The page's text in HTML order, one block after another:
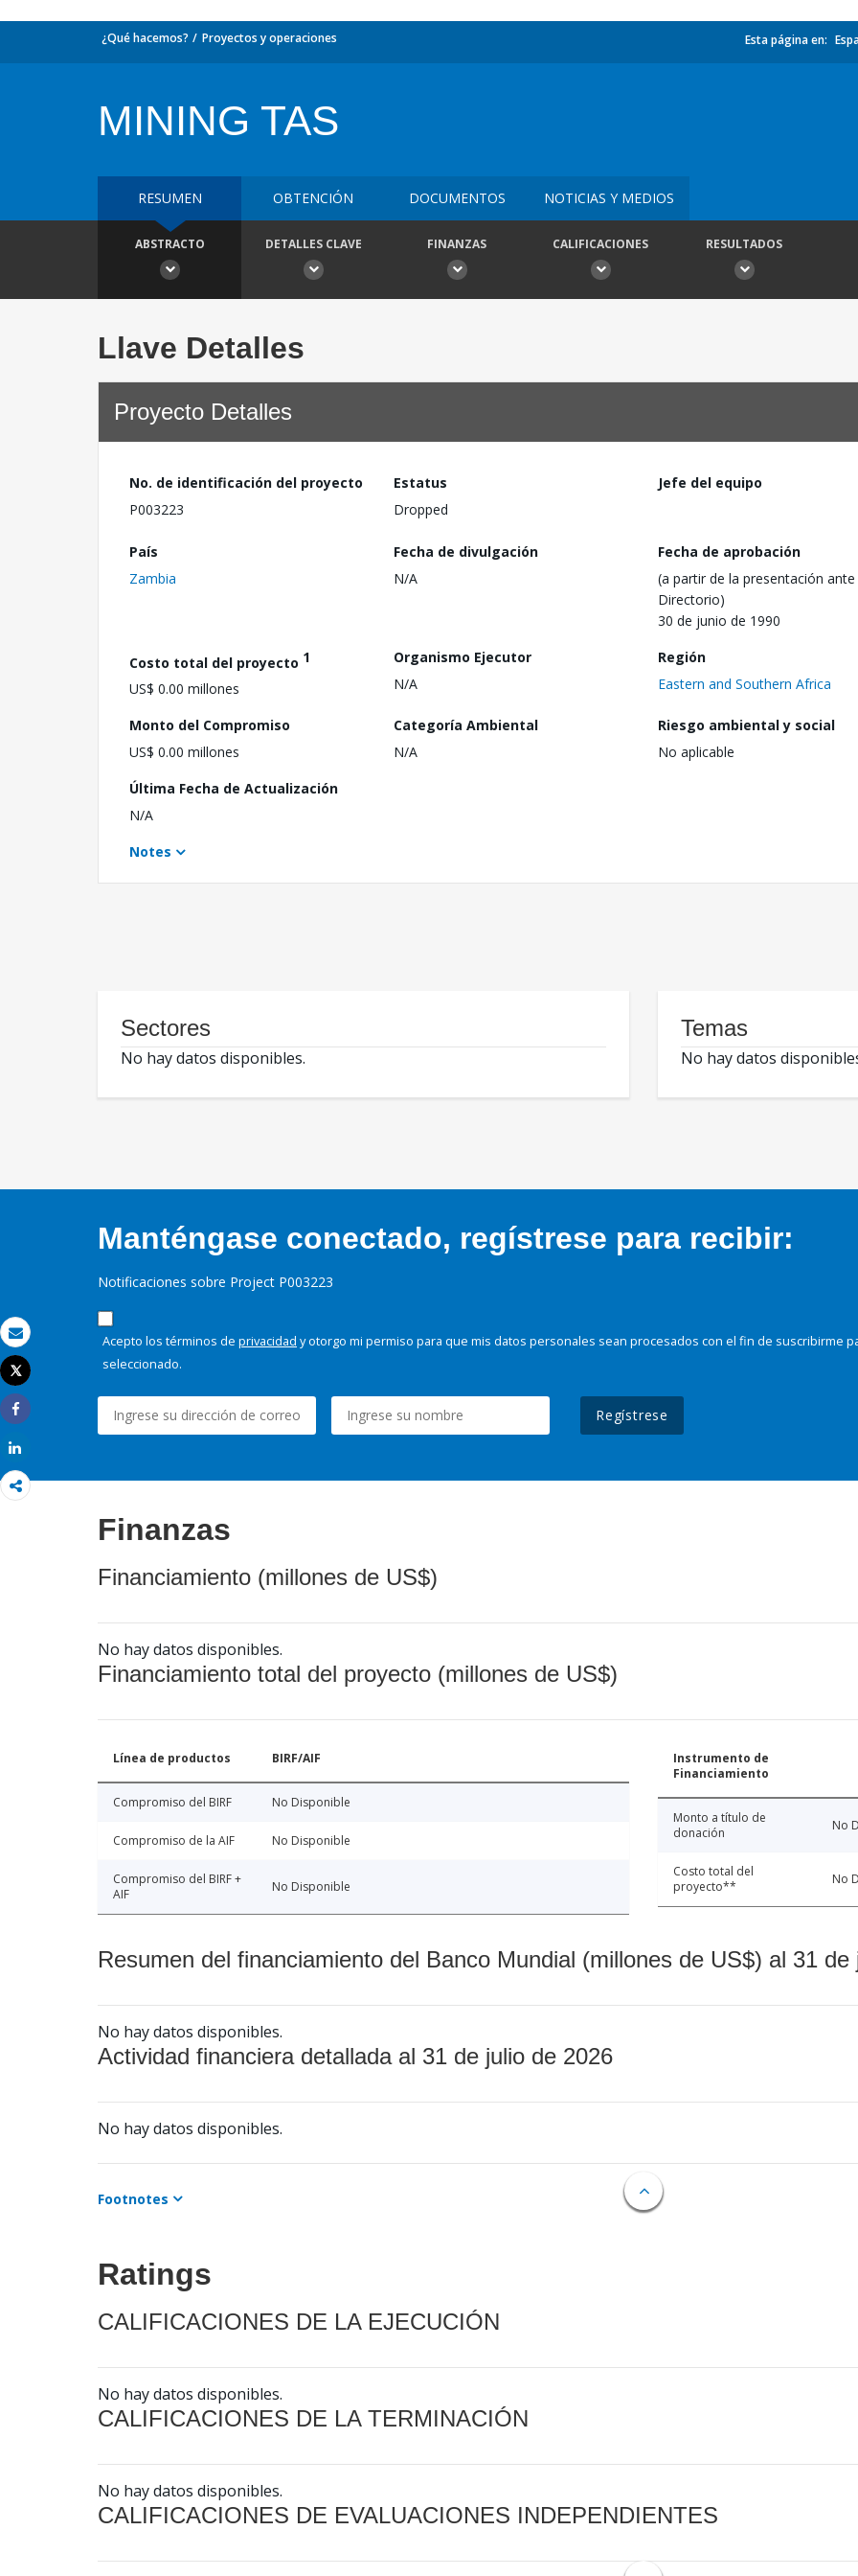
Correo electrónico
Imprimir
Tweet
Share
¿Qué hacemos? Proyectos y operaciones Esta página en:
MINING TAS
RESUMEN OBTENCIÓN DOCUMENTOS NOTICIAS Y MEDIOS
ABSTRACTO DETALLES CLAVE FINANZAS CALIFICACIONES RESULTADOS
Llave Detalles
Proyecto Detalles
No. de identificación del proyecto
P003223
Estatus
Dropped
Jefe del equipo
País
Zambia
Fecha de divulgación
N/A
Fecha de aprobación
(a partir de la presentación ante
Directorio)
30 de junio de 1990
Costo total del proyecto 1
US$ 0.00 millones
Organismo Ejecutor
N/A
Región
Eastern and Southern Africa
Monto del Compromiso
US$ 0.00 millones
Categoría Ambiental
N/A
Riesgo ambiental y social
No aplicable
Última Fecha de Actualización
N/A
Notes
Sectores
No hay datos disponibles.
Temas
No hay datos
Manténgase conectado, regístrese para recibir:
Notificaciones sobre Project P003223
Acepto los términos de privacidad y otorgo mi permiso para que mis datos personales sean procesados con el fin de suscribirme
seleccionado.
Regístrese
Finanzas
Financiamiento (millones de US$)
No hay datos disponibles.
Financiamiento total del proyecto (millones de US$)
Línea de productos BIRF/AIF
Compromiso del BIRF No Disponible
Compromiso de la AIF No Disponible
Compromiso del BIRF +
AIF
No Disponible
Instrumento de
Financiamiento
Monto a título de
donación
No
Costo total del
proyecto**
No
Resumen del financiamiento del Banco Mundial (millones de US$) al 31 de
No hay datos disponibles.
Actividad financiera detallada al 31 de julio de 2026
No hay datos disponibles.
Footnotes
Ratings
CALIFICACIONES DE LA EJECUCIÓN
No hay datos disponibles.
CALIFICACIONES DE LA TERMINACIÓN
No hay datos disponibles.
CALIFICACIONES DE EVALUACIONES INDEPENDIENTES